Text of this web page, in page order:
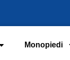
Monopiedi